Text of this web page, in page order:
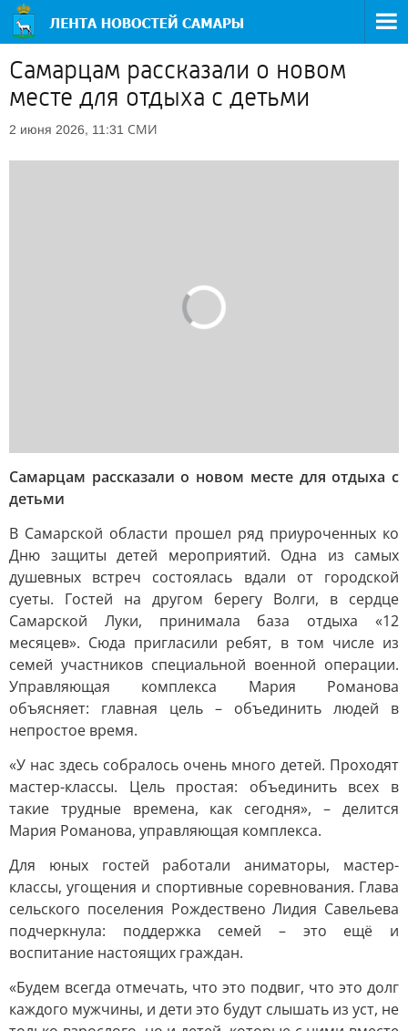
Самарцам рассказали о новом
месте для отдыха с детьми
2 июня 2026, 11:31 СМИ
Самарцам рассказали о новом месте для отдыха с
детьми
В Самарской области прошел ряд приуроченных ко
Дню защиты детей мероприятий. Одна из самых
душевных встреч состоялась вдали от городской
суеты. Гостей на другом берегу Волги, в сердце
Самарской Луки, принимала база отдыха «12
месяцев». Сюда пригласили ребят, в том числе из
семей участников специальной военной операции.
Управляющая комплекса Мария Романова
объясняет: главная цель – объединить людей в
непростое время.
«У нас здесь собралось очень много детей. Проходят
мастер-классы. Цель простая: объединить всех в
такие трудные времена, как сегодня», – делится
Мария Романова, управляющая комплекса.
Для юных гостей работали аниматоры, мастер-
классы, угощения и спортивные соревнования. Глава
сельского поселения Рождествено Лидия Савельева
подчеркнула: поддержка семей – это ещё и
воспитание настоящих граждан.
«Будем всегда отмечать, что это подвиг, что это долг
каждого мужчины, и дети это будут слышать из уст, не